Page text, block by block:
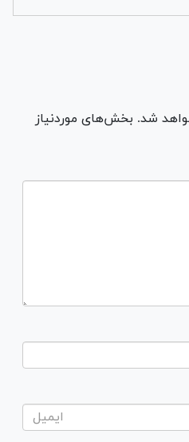
شد. بخش‌های موردنیاز